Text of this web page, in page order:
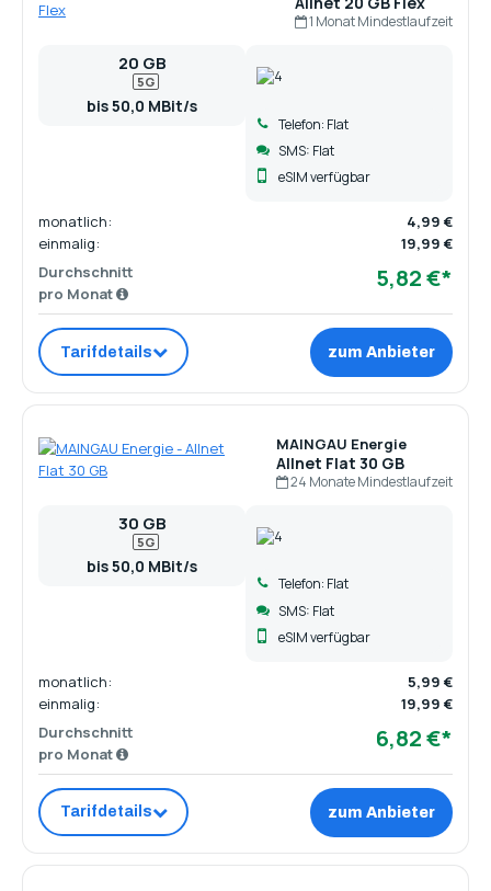
1 Monat Mindestlaufzeit
20 GB
5G
bis 50,0 MBit/s
Telefon: Flat
SMS: Flat
eSIM verfügbar
monatlich:
4,99 €
einmalig:
19,99 €
Durchschnitt
pro Monat
5,82 €*
Tarifdetails zum Anbieter
MAINGAU Energie
Allnet Flat 30 GB
24 Monate Mindestlaufzeit
30 GB
5G
bis 50,0 MBit/s
Telefon: Flat
SMS: Flat
eSIM verfügbar
monatlich:
5,99 €
einmalig:
19,99 €
Durchschnitt
pro Monat
6,82 €*
Tarifdetails zum Anbieter